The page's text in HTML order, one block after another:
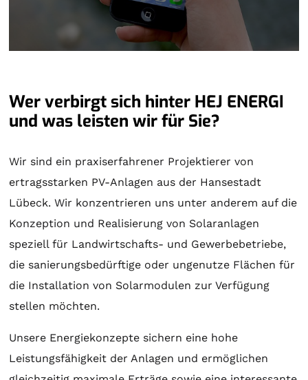
Wer verbirgt sich hinter HEJ ENERGI
und was leisten wir für Sie?
Wir sind ein praxiserfahrener Projektierer von
ertragsstarken PV-Anlagen aus der Hansestadt
Lübeck. Wir konzentrieren uns unter anderem auf die
Konzeption und Realisierung von Solaranlagen
speziell für Landwirtschafts- und Gewerbebetriebe,
die sanierungsbedürftige oder ungenutze Flächen für
die Installation von Solarmodulen zur Verfügung
stellen möchten.
Unsere Energiekonzepte sichern eine hohe
Leistungsfähigkeit der Anlagen und ermöglichen